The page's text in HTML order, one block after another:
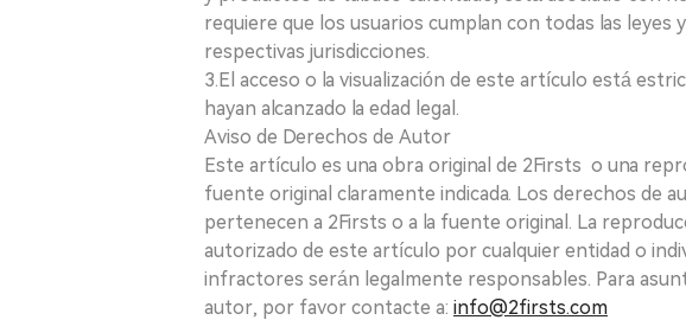
requiere que los usuarios cumplan con todas las
respectivas jurisdicciones.
3.El acceso o la visualización de este artículo está
hayan alcanzado la edad legal.
Aviso de Derechos de Autor
Este artículo es una obra original de 2Firsts o una
fuente original claramente indicada. Los derechos de
pertenecen a 2Firsts o a la fuente original. La
autorizado de este artículo por cualquier entidad o
infractores serán legalmente responsables. Para
autor, por favor contacte a: info@2firsts.com